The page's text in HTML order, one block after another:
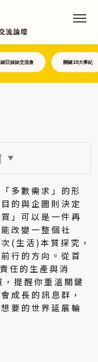
亞姊妹交流會 關鍵20大事紀
▼
多數需求」的形
的與企圖則決定
」可以是一件再
改變一整個社
(生活)本質探究，
行的方向。從首
任的生產與消
提醒你重溫關鍵
成長的訊息群，
要的世界延展輪